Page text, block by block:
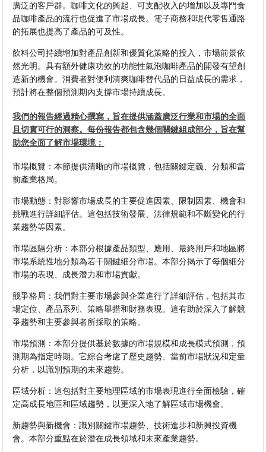
廣泛的客戶群。咖啡文化的興起、可支配收入的增加以及專門食
品咖啡產品的流行也促進了市場成長。電子商務和現代零售通路
的拓展也提高了產品的可及性。
飲料公司持續增加對產品創新和優質化策略的投入，市場前景依
然光明。具有額外健康功效的功能性氣泡咖啡產品的開發有望創
造新的機會。消費者對便利清爽咖啡替代品的日益成長的需求，
預計將在整個預測期內支撐市場持續成長。
我們的報告經過精心撰寫，旨在提供涵蓋廣泛行業和市場的全面
且切實可行的洞察。每份報告都包含幾個關鍵組成部分，旨在幫
助您全面了解市場環境：
市場概覽：本節提供清晰的市場概覽，包括關鍵定義、分類和當
前產業格局。
市場動態：對影響市場成長的主要促進因素、限制因素、機會和
挑戰進行詳細評估。這包括技術發展、法律規範和不斷變化的行
業趨勢等因素。
市場區隔分析：本部分根據產品類型、應用、最終用戶和地區將
市場系統性地分類為若干關鍵細分市場。本部分揭示了每個細分
市場的表現、成長潛力和市場貢獻。
競爭格局：我們對主要市場參與企業進行了詳細評估，包括其市
場定位、產品系列、策略舉措和財務表現。這有助於深入了解競
爭趨勢和主要參與者所採取的策略。
市場預測：本部分提供基於數據的市場規模和成長模式預測，預
測期為指定時期。它綜合考慮了歷史趨勢、當前市場狀況和定量
分析，以識別預期的未來趨勢。
區域分析：這包括對主要地理區域的市場表現進行全面檢驗，確
定高成長地區和區域趨勢，以更深入地了解區域市場機會。
新趨勢與新機會：識別關鍵市場趨勢、技術進步和新興投資機
會。本部分重點在於潛在成長領域和未來產業趨勢。